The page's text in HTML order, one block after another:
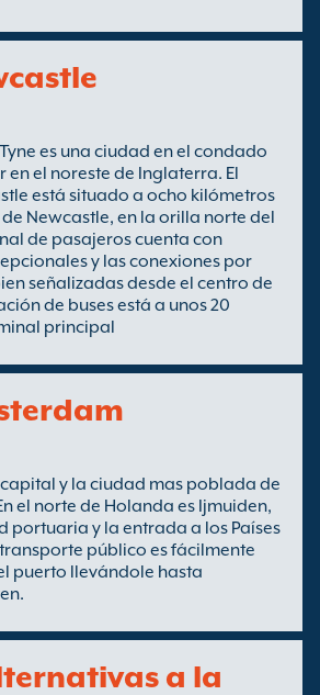
es una ciudad en el condado
en el noreste de Inglaterra. El
está situado a ocho kilómetros
Newcastle, en la orilla norte del
de pasajeros cuenta con
y las conexiones por
señalizadas desde el centro de
de buses está a unos 20
principal
y la ciudad mas poblada de
el norte de Holanda es Ijmuiden,
portuaria y la entrada a los Países
transporte público es fácilmente
puerto llevándole hasta
a la